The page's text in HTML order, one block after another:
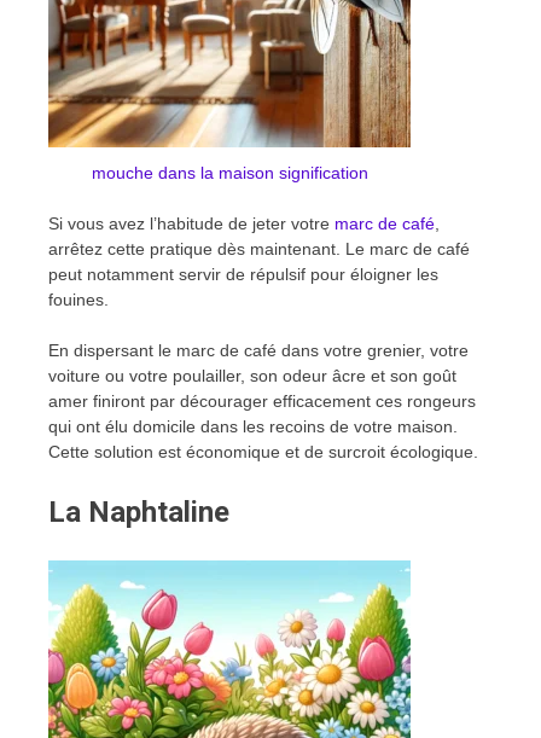
mouche dans la maison signification
Si vous avez l’habitude de jeter votre marc de café,
arrêtez cette pratique dès maintenant. Le marc de café
peut notamment servir de répulsif pour éloigner les
fouines.
En dispersant le marc de café dans votre grenier, votre
voiture ou votre poulailler, son odeur âcre et son goût
amer finiront par décourager efficacement ces rongeurs
qui ont élu domicile dans les recoins de votre maison.
Cette solution est économique et de surcroit écologique.
La Naphtaline